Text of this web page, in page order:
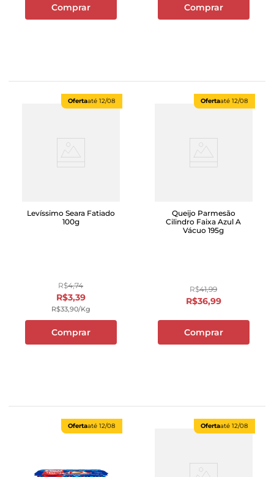
Comprar Comprar
Ofertaaté 12/08
Levíssimo Seara Fatiado
100g
R$4,74
R$3,39
R$33,90/kg
Comprar
Ofertaaté 12/08
Queijo Parmesão
Cilindro Faixa Azul A
Vácuo 195g
R$41,99
R$36,99
Comprar
Ofertaaté 12/08 Ofertaaté 12/08